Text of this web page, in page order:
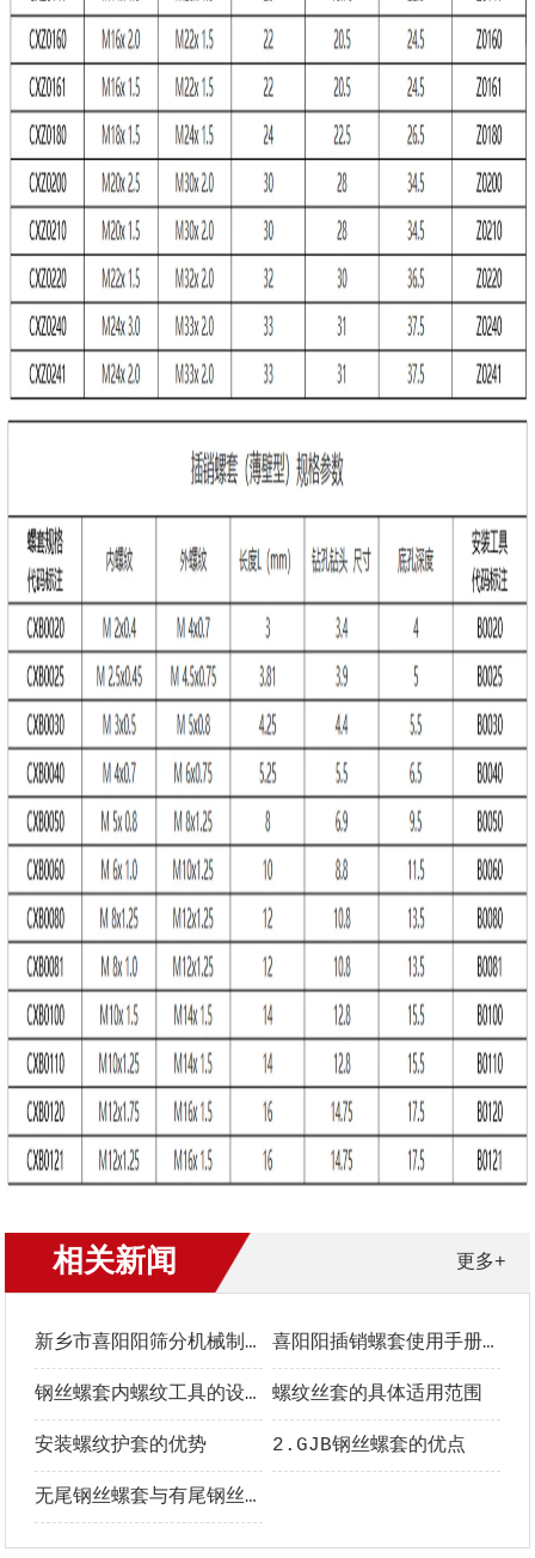
更多+
相关新闻
新乡市喜阳阳筛分机械制造有限公司螺套中文手册 喜阳阳插销螺套使用手册｜安装、选型与维护全指南
钢丝螺套内螺纹工具的设计要点 螺纹丝套的具体适用范围
安装螺纹护套的优势 2.GJB钢丝螺套的优点
无尾钢丝螺套与有尾钢丝螺套的区别